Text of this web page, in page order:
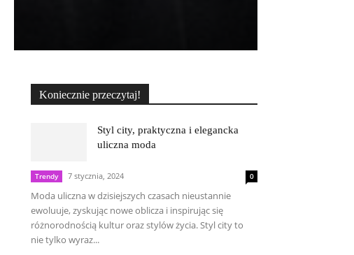
Koniecznie przeczytaj!
Styl city, praktyczna i elegancka
uliczna moda
Trendy 7 stycznia, 2024 0
Moda uliczna w dzisiejszych czasach nieustannie
ewoluuje, zyskując nowe oblicza i inspirując się
różnorodnością kultur oraz stylów życia. Styl city to
nie tylko wyraz...